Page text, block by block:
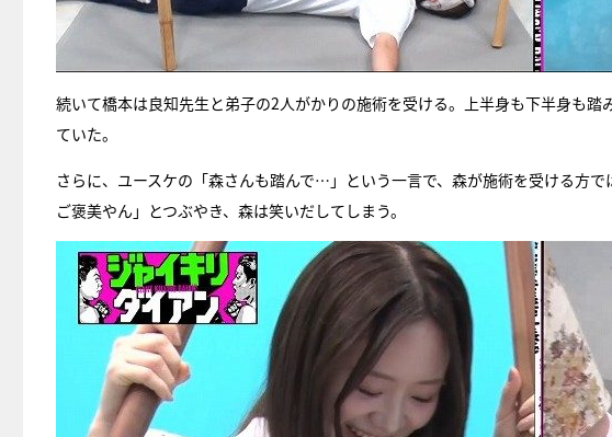
続いて橋本は良知先生と弟子の2人がかりの施術を受ける。上半身も下半身も
ていた。
さらに、ユースケの「森さんも踏んで…」という一言で、森が施術を受ける方
ご褒美やん」とつぶやき、森は笑いだしてしまう。